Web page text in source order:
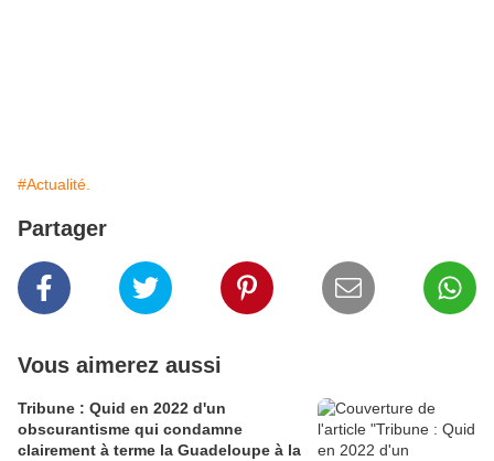
#Actualité.
Partager
Vous aimerez aussi
Tribune : Quid en 2022 d'un
obscurantisme qui condamne
clairement à terme la Guadeloupe à la